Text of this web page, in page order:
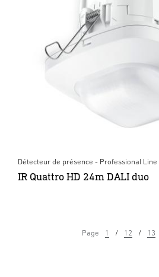
Détecteur de présence - Professional Line
IR Quattro HD 24m DALI duo
Page 1 12 13